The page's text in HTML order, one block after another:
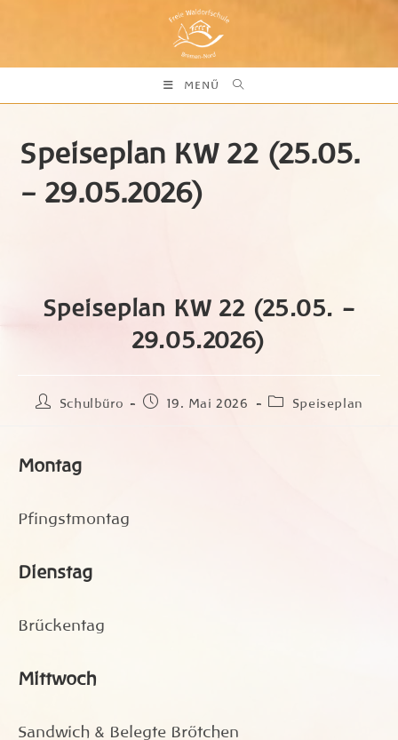
MENÜ
Speiseplan KW 22 (25.05.
– 29.05.2026)
Speiseplan KW 22 (25.05. –
29.05.2026)
Beitrags-
Schulbüro
Beitrag19. Mai 2026
Beitrags-
Speiseplan
Montag
Pfingstmontag
Dienstag
Brückentag
Mittwoch
Sandwich & Belegte Brötchen